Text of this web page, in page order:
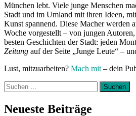
München lebt. Viele junge Menschen
Stadt und im Umland mit ihren Ideen,
Kunst spannend. Diese Macher werden
Woche vorgestellt – von jungen
besten Geschichten der Stadt: jeden
Zeitung auf der Seite „Junge Leute“ –
Lust, mitzuarbeiten? Mach mit – dein
Suchen
nach:
Neueste Beiträge